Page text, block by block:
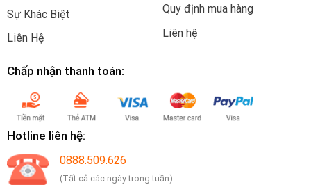
Sự Khác Biệt
Liên Hệ
Quy định mua hàng
Liên hệ
Chấp nhận thanh toán:
Hotline liên hệ:
0888.509.626
(Tất cả các ngày trong tuần)